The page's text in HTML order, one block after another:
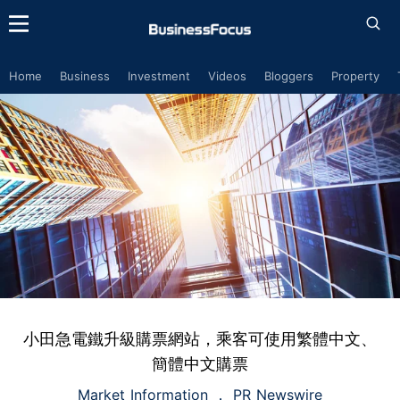
Home Business Investment Videos Bloggers Property
小田急電鐵升級購票網站，乘客可使用繁體中文、
簡體中文購票
Market Information PR Newswire